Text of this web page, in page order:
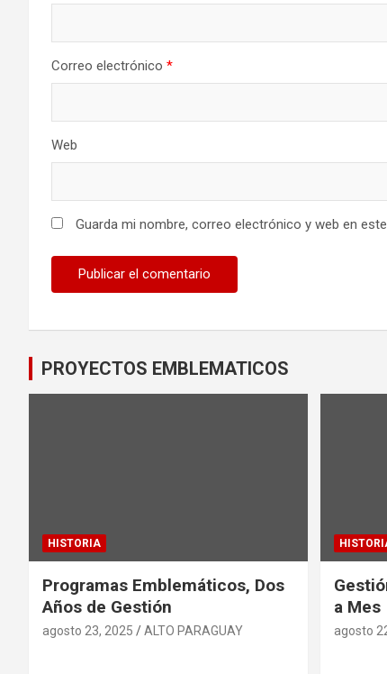
Correo electrónico *
Web
Guarda mi nombre, correo electrónico y web en
PROYECTOS EMBLEMATICOS
HISTORIA
Programas Emblemáticos, Dos
Años de Gestión
agosto 23, 2025 ALTO PARAGUAY
a Mes
agosto